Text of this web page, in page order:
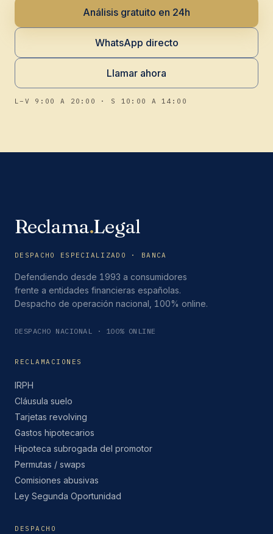
Análisis gratuito en 24h
WhatsApp directo
Llamar ahora
L–V 9:00 A 20:00 · S 10:00 A 14:00
Reclama.Legal
DESPACHO ESPECIALIZADO · BANCA
Defendiendo desde 1993 a consumidores
frente a entidades financieras españolas.
Despacho de operación nacional, 100% online.
DESPACHO NACIONAL · 100% ONLINE
RECLAMACIONES
IRPH
Cláusula suelo
Tarjetas revolving
Gastos hipotecarios
Hipoteca subrogada del promotor
Permutas / swaps
Comisiones abusivas
Ley Segunda Oportunidad
DESPACHO